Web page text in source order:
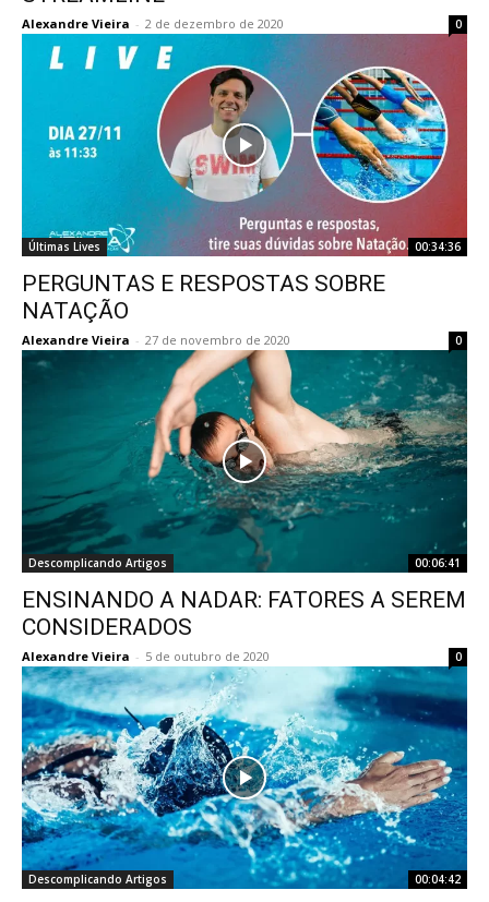
Alexandre Vieira - 2 de dezembro de 2020 0
Últimas Lives 00:34:36
PERGUNTAS E RESPOSTAS SOBRE
NATAÇÃO
Alexandre Vieira - 27 de novembro de 2020 0
Descomplicando Artigos 00:06:41
ENSINANDO A NADAR: FATORES A SEREM
CONSIDERADOS
Alexandre Vieira - 5 de outubro de 2020 0
Descomplicando Artigos 00:04:42